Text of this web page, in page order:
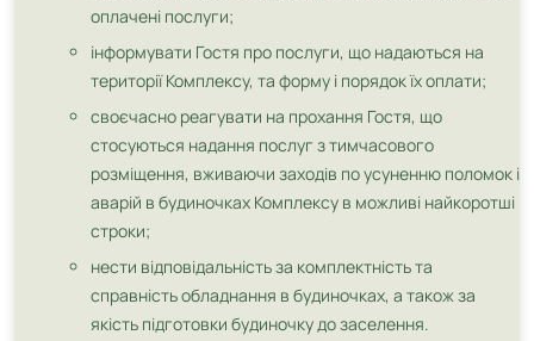
оплачені послуги;
інформувати Гостя про послуги, що надаються на
території Комплексу, та форму і порядок їх оплати;
своєчасно реагувати на прохання Гостя, що
стосуються надання послуг з тимчасового
розміщення, вживаючи заходів по усуненню поломок і
аварій в будиночках Комплексу в можливі найкоротші
строки;
нести відповідальність за комплектність та
справність обладнання в будиночках, а також за
якість підготовки будиночку до заселення.